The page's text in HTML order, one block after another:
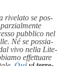
rivela­to se pos­
pubbli­co nel
Né se pos­sia­
vivo nella Lite­
effet­tua­re